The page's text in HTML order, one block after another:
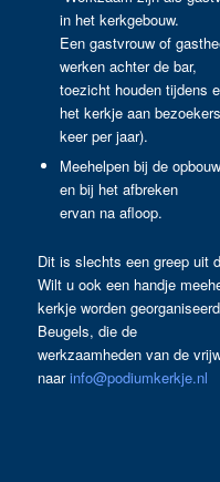
in het kerkgebouw.
Een gastvrouw of
werken achter de bar,
toezicht houden tijdens
het kerkje aan
keer per jaar).
Meehelpen bij de
en bij het afbreken
ervan na afloop.
Dit is slechts een greep uit
Wilt u ook een handje
kerkje worden
Beugels, die de
werkzaamheden van de
naarinfo@podiumkerkje.nl